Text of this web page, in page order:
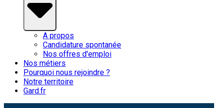
A propos
Candidature spontanée
Nos offres d'emploi
Nos métiers
Pourquoi nous rejoindre ?
Notre territoire
Gard.fr